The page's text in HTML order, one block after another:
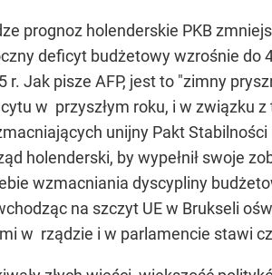
prognoz holenderskie PKB
deficyt budżetowy wzrośnie do
Jak pisze AFP, jest to "zimny
w przyszłym roku, i w związku
unijny Pakt Stabilności
holenderski, by wypełnił swoje
wzmacniania dyscypliny
na szczyt UE w Brukseli
w rządzie i w parlamencie stawi